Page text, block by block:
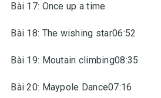
Bài 17: Once up a time
Bài 18: The wishing star06:52
Bài 19: Moutain climbing08:35
Bài 20: Maypole Dance07:16